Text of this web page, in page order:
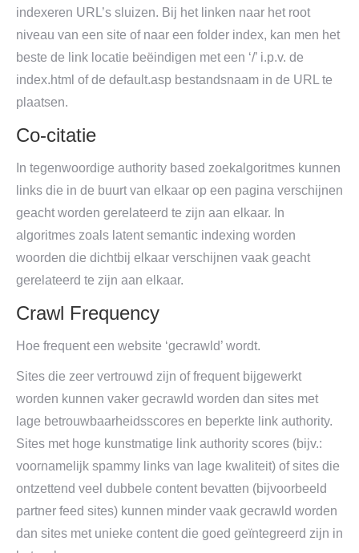
indexeren URL’s sluizen. Bij het linken naar het root
niveau van een site of naar een folder index, kan men het
beste de link locatie beëindigen met een ‘/’ i.p.v. de
index.html of de default.asp bestandsnaam in de URL te
plaatsen.
Co-citatie
In tegenwoordige authority based zoekalgoritmes kunnen
links die in de buurt van elkaar op een pagina verschijnen
geacht worden gerelateerd te zijn aan elkaar. In
algoritmes zoals latent semantic indexing worden
woorden die dichtbij elkaar verschijnen vaak geacht
gerelateerd te zijn aan elkaar.
Crawl Frequency
Hoe frequent een website ‘gecrawld’ wordt.
Sites die zeer vertrouwd zijn of frequent bijgewerkt
worden kunnen vaker gecrawld worden dan sites met
lage betrouwbaarheidsscores en beperkte link authority.
Sites met hoge kunstmatige link authority scores (bijv.:
voornamelijk spammy links van lage kwaliteit) of sites die
ontzettend veel dubbele content bevatten (bijvoorbeeld
partner feed sites) kunnen minder vaak gecrawld worden
dan sites met unieke content die goed geïntegreerd zijn in